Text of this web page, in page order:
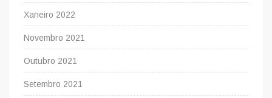
Xaneiro 2022
Novembro 2021
Outubro 2021
Setembro 2021